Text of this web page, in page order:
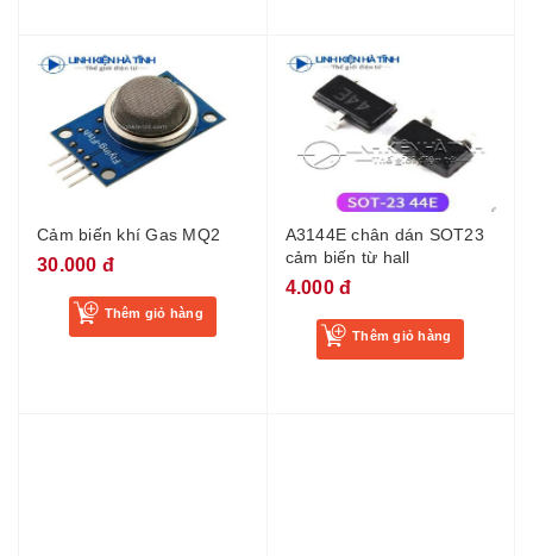
Cảm biến khí Gas MQ2
30.000 đ
Thêm giỏ hàng
A3144E chân dán SOT23
cảm biến từ hall
4.000 đ
Thêm giỏ hàng